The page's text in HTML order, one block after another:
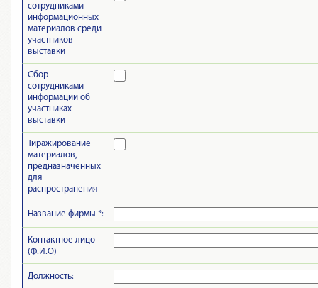
сотрудниками
информационных
материалов среди
участников
выставки
Сбор
сотрудниками
информации об
участниках
выставки
Тиражирование
материалов,
предназначенных
для
распространения
Название фирмы *:
Контактное лицо
(Ф.И.О)
Должность: